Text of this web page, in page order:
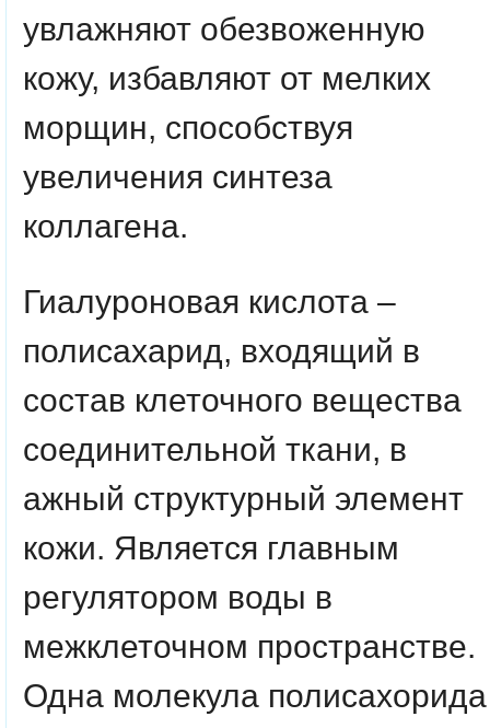
увлажняют обезвоженную
кожу, избавляют от мелких
морщин, способствуя
увеличения синтеза
коллагена.
Гиалуроновая кислота –
полисахарид, входящий в
состав клеточного вещества
соединительной ткани, в
ажный структурный элемент
кожи. Является главным
регулятором воды в
межклеточном пространстве.
Одна молекула полисахорида